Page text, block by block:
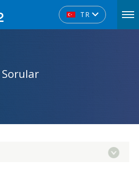
TR
Sorular